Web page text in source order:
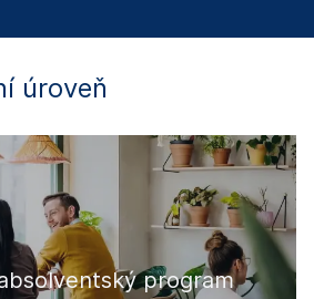
úroveň
program